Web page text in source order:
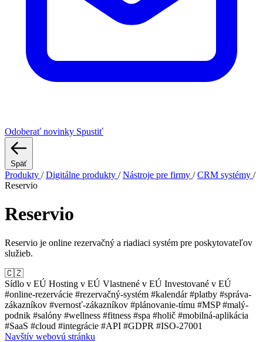
Odoberať novinky Spustiť
Späť
Produkty / Digitálne produkty / Nástroje pre firmy / CRM systémy /
Reservio
Reservio
Reservio je online rezervačný a riadiaci systém pre poskytovateľov
služieb.
🇨🇿
Sídlo v EÚ Hosting v EÚ Vlastnené v EÚ Investované v EÚ
#online-rezervácie #rezervačný-systém #kalendár#platby #správa-
zákazníkov #vernosť-zákazníkov #plánovanie-tímu #MSP#malý-
podnik #salóny #wellness #fitness #spa #holič #mobilná-aplikácia
#SaaS #cloud #integrácie #API #GDPR #ISO-27001
Navštív webovú stránku